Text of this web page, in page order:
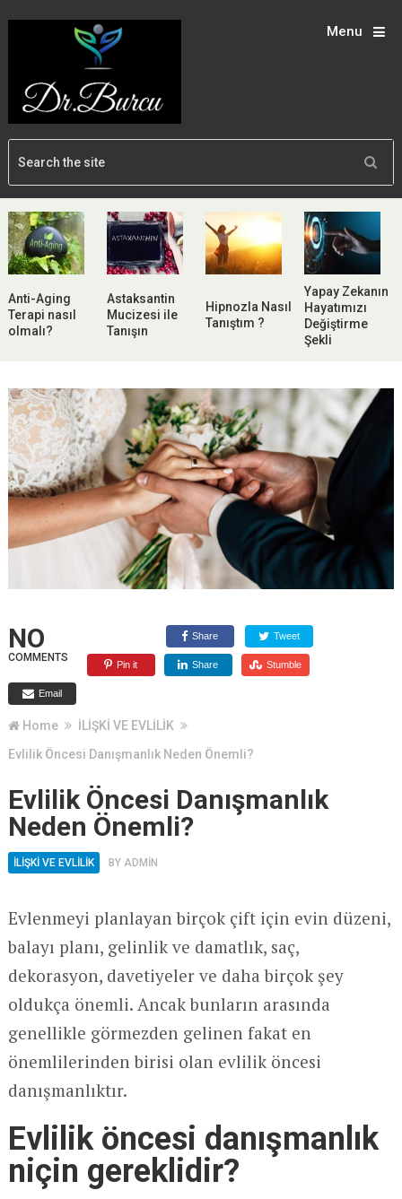
Menu
Anti-Aging
Terapi nasıl
olmalı?
Astaksantin
Mucizesi ile
Tanışın
Hipnozla Nasıl
Tanıştım ?
Yapay Zekanın
Hayatımızı
Değiştirme
Şekli
NO
COMMENTS
Share Tweet
Pin it Share Stumble
Email
Home
İLİŞKİ VE EVLİLİK
Evlilik Öncesi Danışmanlık Neden Önemli?
Evlilik Öncesi Danışmanlık
Neden Önemli?
İLİŞKİ VE EVLİLİK BY ADMIN
Evlenmeyi planlayan birçok çift için evin düzeni,
balayı planı, gelinlik ve damatlık, saç,
dekorasyon, davetiyeler ve daha birçok şey
oldukça önemli. Ancak bunların arasında
genellikle görmezden gelinen fakat en
önemlilerinden birisi olan evlilik öncesi
danışmanlıktır.
Evlilik öncesi danışmanlık
niçin gereklidir?